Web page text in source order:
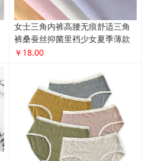
女士三角内裤高腰无痕舒适三角
裤桑蚕丝抑菌里裆少女夏季薄款
￥18.00